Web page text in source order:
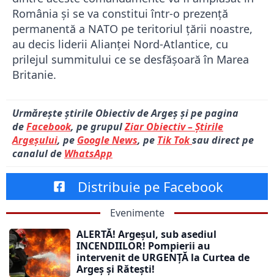
România și se va constitui într-o prezență
permanentă a NATO pe teritoriul țării noastre,
au decis liderii Alianței Nord-Atlantice, cu
prilejul summitului ce se desfășoară în Marea
Britanie.
Urmărește știrile Obiectiv de Argeș și pe pagina
deFacebook, pe grupulZiar Obiectiv – Știrile
Argeșului, pe Google News, pe Tik Toksau direct pe
canalul de WhatsApp
Distribuie pe Facebook
Evenimente
ALERTĂ! Argeșul, sub asediul
INCENDIILOR! Pompierii au
intervenit de URGENȚĂ la Curtea de
Argeș și Rătești!